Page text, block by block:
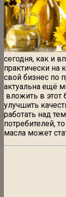
сегодня, как и
практически на
свой бизнес по
актуальна ещё
вложить в этот
улучшить
работать над
потребителей,
масла может